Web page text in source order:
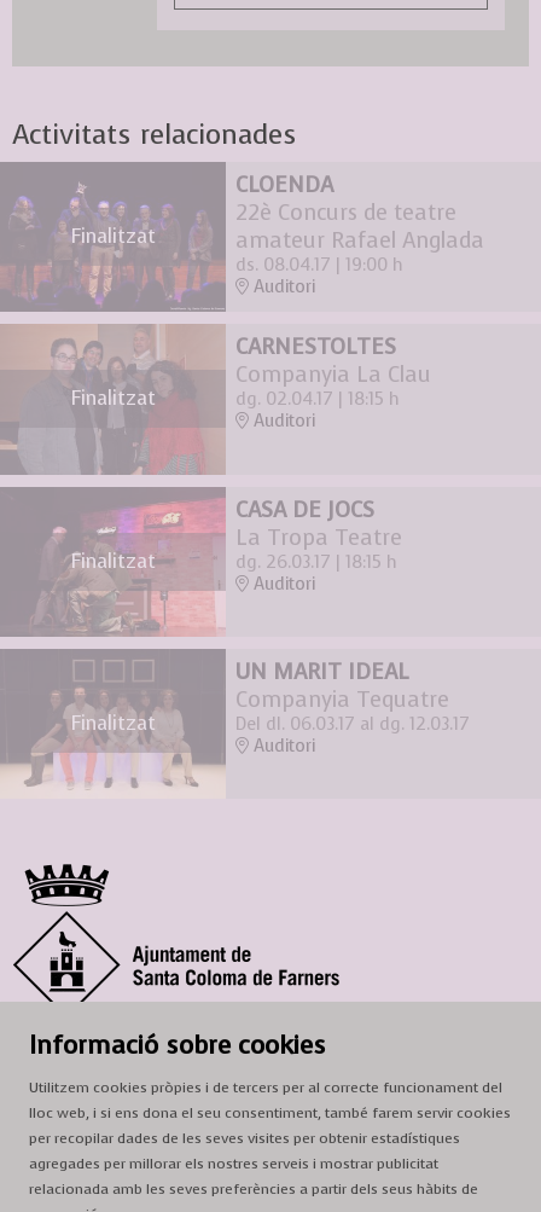
Activitats relacionades
Finalitzat
CLOENDA
22è Concurs de teatre
amateur Rafael Anglada
ds. 08.04.17 | 19:00 h
Auditori
Finalitzat
CARNESTOLTES
Companyia La Clau
dg. 02.04.17
18:15 h
Auditori
Finalitzat
CASA DE JOCS
La Tropa Teatre
dg. 26.03.17 | 18:15 h
Auditori
Finalitzat
UN MARIT IDEAL
Companyia Tequatre
Del dl. 06.03.17 al dg. 12.03.17
Auditori
© Ajuntament de Santa Coloma de Farners
: de dilluns a dissabte, de 9 a 13 h.
Adreça: c. del Prat, 16, 17430 Santa Coloma de Farners
A/e:cultura@scf.cat
Informació sobre cookies
Utilitzem cookies pròpies i de tercers per al correcte funcionament del
lloc web, i si ens dona el seu consentiment, també farem servir cookies
per recopilar dades de les seves visites per obtenir estadístiques
agregades per millorar els nostres serveis i mostrar publicitat
relacionada amb les seves preferències a partir dels seus hàbits de